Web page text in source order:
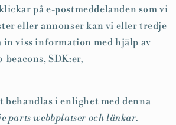
på e-postmeddelanden som vi
eller annonser kan vi eller tredje
in viss information med hjälp av
SDK:er,
i enlighet med denna
parts webbplatser och länkar.